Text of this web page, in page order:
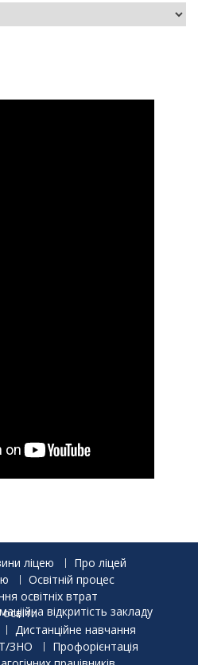
ліцею
Про ліцей
Освітній процес
освітніх втрат
Прозорість та інформаціійна відкритість закладу освіти
Дистанційне навчання
ЗНО
Профорієнтація